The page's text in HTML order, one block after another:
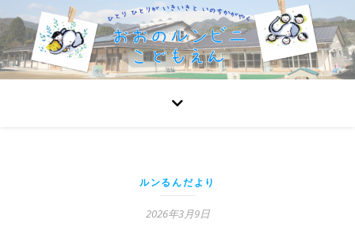
ルンるんだより
2026年3月9日